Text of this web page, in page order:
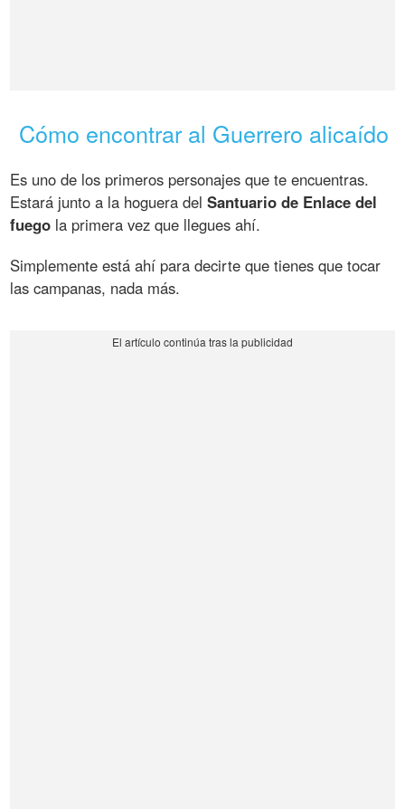
Cómo encontrar al Guerrero alicaído
Es uno de los primeros personajes que te encuentras.
Estará junto a la hoguera delSantuario de Enlace del
fuego la primera vez que llegues ahí.
Simplemente está ahí para decirte que tienes que tocar
las campanas, nada más.